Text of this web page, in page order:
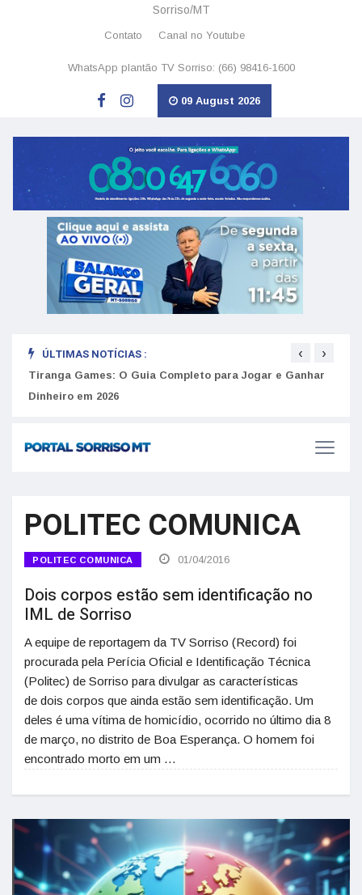
Sorriso/MT
Contato Canal no Youtube
WhatsApp plantão TV Sorriso: (66) 98416-1600
09 August 2026
ÚLTIMAS NOTÍCIAS :
Tiranga Games: O Guia Completo para Jogar e Ganhar
Dinheiro em 2026
‹ ›
POLITEC COMUNICA
POLITEC COMUNICA 01/04/2016
Dois corpos estão sem identificação no
IML de Sorriso
A equipe de reportagem da TV Sorriso (Record) foi
procurada pela Perícia Oficial e Identificação Técnica
(Politec) de Sorriso para divulgar as características
de dois corpos que ainda estão sem identificação. Um
deles é uma vítima de homicídio, ocorrido no último dia 8
de março, no distrito de Boa Esperança. O homem foi
encontrado morto em um …